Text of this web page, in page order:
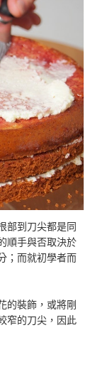
部到刀尖都是同
順手與否取決於
；而就初學者而
的裝飾，或將剛
窄的刀尖，因此